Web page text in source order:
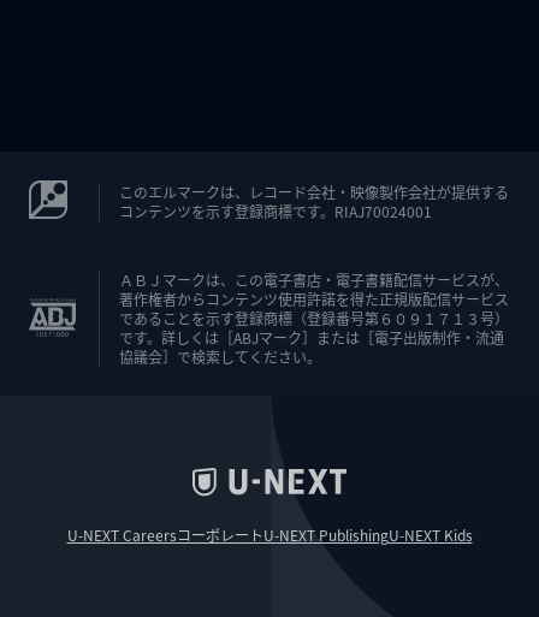
このエルマークは、レコード会社・映像製作会社が提供する
コンテンツを示す登録商標です。RIAJ70024001
ＡＢＪマークは、この電子書店・電子書籍配信サービスが、
著作権者からコンテンツ使用許諾を得た正規版配信サービス
であることを示す登録商標（登録番号第６０９１７１３号）
です。詳しくは［ABJマーク］または［電子出版制作・流通
協議会］で検索してください。
U-NEXT CareersコーポレートU-NEXT PublishingU-NEXT Kids